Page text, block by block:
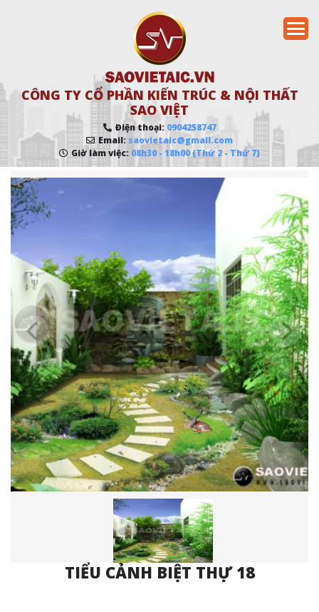
CÔNG TY CỔ PHẦN KIẾN TRÚC & NỘI THẤT
SAO VIỆT
Điện thoại: 0904258747
Email: saovietaic@gmail.com
Giờ làm việc: 08h30 - 18h00 (Thứ 2 - Thứ 7)
TIỂU CẢNH BIỆT THỰ 18